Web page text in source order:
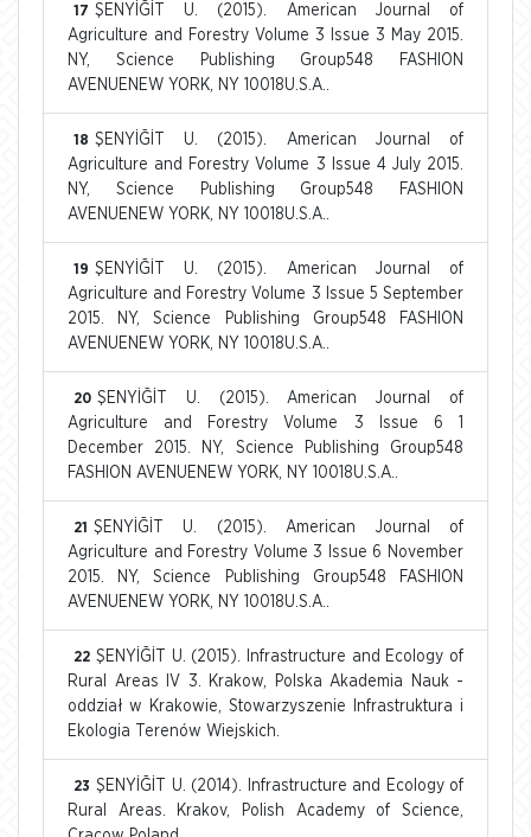
17 ŞENYİĞİT U. (2015). American Journal of
Agriculture and Forestry Volume 3 Issue 3 May 2015.
NY, Science Publishing Group548 FASHION
AVENUENEW YORK, NY 10018U.S.A..
18 ŞENYİĞİT U. (2015). American Journal of
Agriculture and Forestry Volume 3 Issue 4 July 2015.
NY, Science Publishing Group548 FASHION
AVENUENEW YORK, NY 10018U.S.A..
19 ŞENYİĞİT U. (2015). American Journal of
Agriculture and Forestry Volume 3 Issue 5 September
2015. NY, Science Publishing Group548 FASHION
AVENUENEW YORK, NY 10018U.S.A..
20 ŞENYİĞİT U. (2015). American Journal of
Agriculture and Forestry Volume 3 Issue 6 1
December 2015. NY, Science Publishing Group548
FASHION AVENUENEW YORK, NY 10018U.S.A..
21
ŞENYİĞİT U. (2015). American Journal of
Agriculture and Forestry Volume 3 Issue 6 November
2015. NY, Science Publishing Group548 FASHION
AVENUENEW YORK, NY 10018U.S.A..
22 ŞENYİĞİT U. (2015). Infrastructure and Ecology of
Rural Areas IV 3. Krakow, Polska Akademia Nauk -
oddział w Krakowie, Stowarzyszenie Infrastruktura i
Ekologia Terenów Wiejskich.
23 ŞENYİĞİT U. (2014). Infrastructure and Ecology of
Rural Areas. Krakov, Polish Academy of Science,